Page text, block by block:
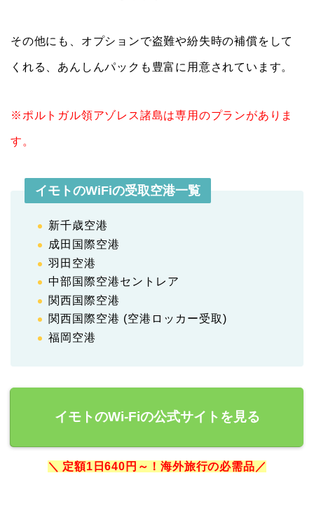
その他にも、オプションで盗難や紛失時の補償をして
くれる、あんしんパックも豊富に用意されています。
※ポルトガル領アゾレス諸島は専用のプランがありま
す。
イモトのWiFiの受取空港一覧
新千歳空港
成田国際空港
羽田空港
中部国際空港セントレア
関西国際空港
関西国際空港 (空港ロッカー受取)
福岡空港
イモトのWi-Fiの公式サイトを見る
＼ 定額1日640円～！海外旅行の必需品／